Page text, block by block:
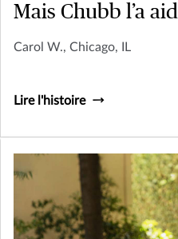
Mais Chubb l’a
Carol W., Chicago, IL
Lire l'histoire